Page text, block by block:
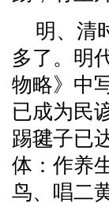
明、清
多了。明
物略》中
已成为民
踢毽子已
体：作养
鸟、唱二